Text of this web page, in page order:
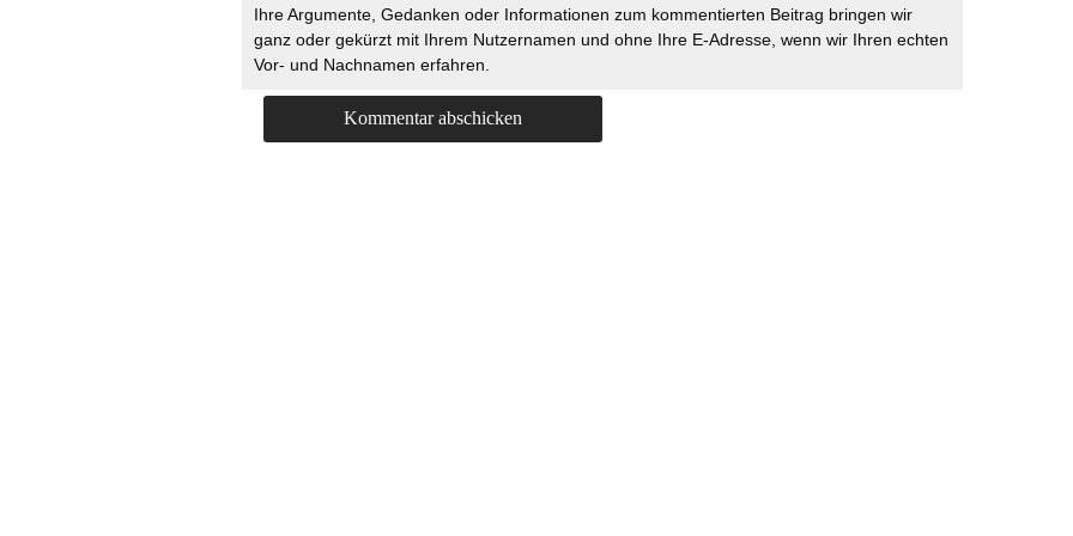
Ihre Argumente, Gedanken oder Informationen zum kommentierten Beitrag bringen wir
ganz oder gekürzt mit Ihrem Nutzernamen und ohne Ihre E-Adresse, wenn wir Ihren echten
Vor- und Nachnamen erfahren.